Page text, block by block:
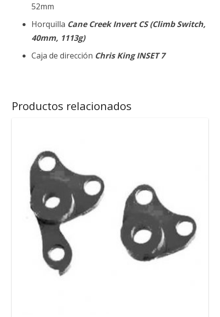
52mm
Horquilla Cane Creek Invert CS (Climb Switch,
40mm, 1113g)
Caja de dirección Chris King INSET 7
Productos relacionados